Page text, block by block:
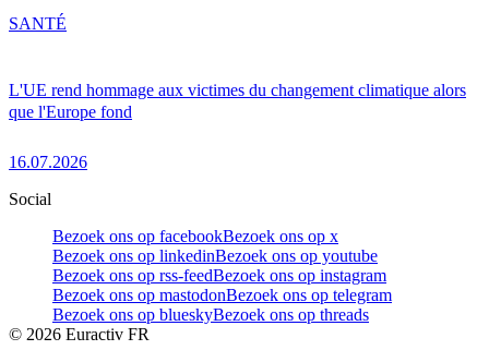
L'UE rend hommage aux victimes du changement climatique alors
que l'Europe fond
16.07.2026
SANTÉ
Social
Bezoek ons op facebookBezoek ons op x
Bezoek ons op linkedinBezoek ons op youtube
Bezoek ons op rss-feedBezoek ons op instagram
Bezoek ons op mastodonBezoek ons op telegram
Bezoek ons op blueskyBezoek ons op threads
© 2026 Euractiv FR